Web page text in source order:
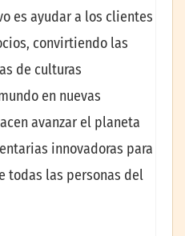
es ayudar a los clientes
convirtiendo las
de culturas
en nuevas
avanzar el planeta
innovadoras para
todas las personas del